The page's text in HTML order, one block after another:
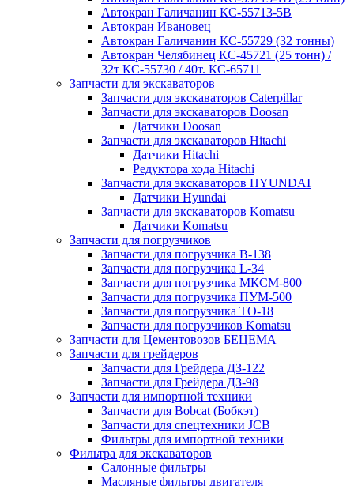
Автокран Галичанин КС-55713-5В
Автокран Ивановец
Автокран Галичанин КС-55729 (32 тонны)
Автокран Челябинец КС-45721 (25 тонн) /
32т КС-55730 / 40т. КС-65711
Запчасти для экскаваторов
Запчасти для экскаваторов Caterpillar
Запчасти для экскаваторов Doosan
Датчики Doosan
Запчасти для экскаваторов Hitachi
Датчики Hitachi
Редуктора хода Hitachi
Запчасти для экскаваторов HYUNDAI
Датчики Hyundai
Запчасти для экскаваторов Komatsu
Датчики Komatsu
Запчасти для погрузчиков
Запчасти для погрузчика B-138
Запчасти для погрузчика L-34
Запчасти для погрузчика МКСМ-800
Запчасти для погрузчика ПУМ-500
Запчасти для погрузчика ТО-18
Запчасти для погрузчиков Komatsu
Запчасти для Цементовозов БЕЦЕМА
Запчасти для грейдеров
Запчасти для Грейдера ДЗ-122
Запчасти для Грейдера ДЗ-98
Запчасти для импортной техники
Запчасти для Bobcat (Бобкэт)
Запчасти для спецтехники JCB
Фильтры для импортной техники
Фильтра для экскаваторов
Салонные фильтры
Масляные фильтры двигателя